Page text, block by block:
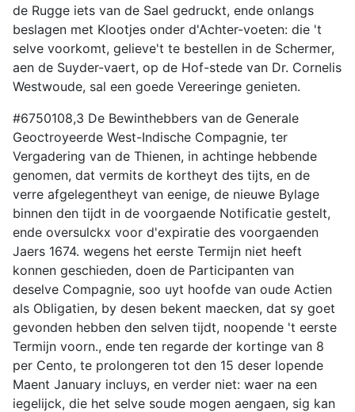
de Rugge iets van de Sael gedruckt, ende onlangs
beslagen met Klootjes onder d'Achter-voeten: die 't
selve voorkomt, gelieve't te bestellen in de Schermer,
aen de Suyder-vaert, op de Hof-stede van Dr. Cornelis
Westwoude, sal een goede Vereeringe genieten.
#6750108,3 De Bewinthebbers van de Generale
Geoctroyeerde West-Indische Compagnie, ter
Vergadering van de Thienen, in achtinge hebbende
genomen, dat vermits de kortheyt des tijts, en de
verre afgelegentheyt van eenige, de nieuwe Bylage
binnen den tijdt in de voorgaende Notificatie gestelt,
ende oversulckx voor d'expiratie des voorgaenden
Jaers 1674. wegens het eerste Termijn niet heeft
konnen geschieden, doen de Participanten van
deselve Compagnie, soo uyt hoofde van oude Actien
als Obligatien, by desen bekent maecken, dat sy goet
gevonden hebben den selven tijdt, noopende 't eerste
Termijn voorn., ende ten regarde der kortinge van 8
per Cento, te prolongeren tot den 15 deser lopende
Maent January incluys, en verder niet: waer na een
iegelijck, die het selve soude mogen aengaen, sig kan